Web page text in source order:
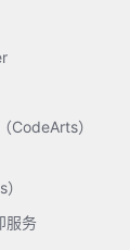
CodeArts）
服务